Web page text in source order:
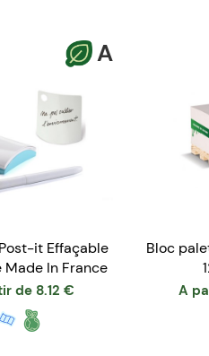
A
it Effaçable
In France
de 8.12 €
Bloc
A